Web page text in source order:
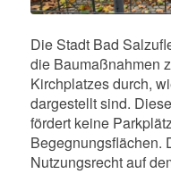
Die Stadt Bad
die Baumaßnahmen
Kirchplatzes durch,
dargestellt sind.
fördert keine
Begegnungsflächen.
Nutzungsrecht auf